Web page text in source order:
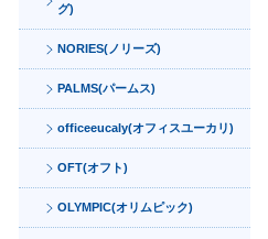
グ)
NORIES(ノリーズ)
PALMS(パームス)
officeeucaly(オフィスユーカリ)
OFT(オフト)
OLYMPIC(オリムピック)